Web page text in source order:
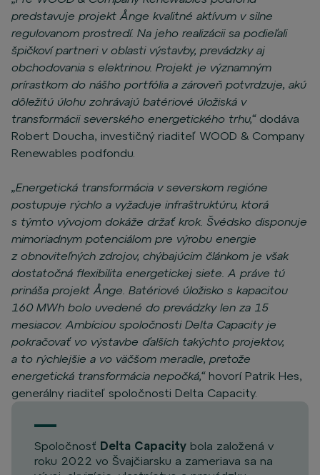
predstavuje projekt Ånge kvalitné aktívum v silne
regulovanom prostredí. Na jeho realizácii sa podieľali
špičkoví partneri v oblasti výstavby, prevádzky aj
obchodovania s elektrinou. Projekt je významným
prírastkom do nášho portfólia a zároveň potvrdzuje, akú
dôležitú úlohu zohrávajú batériové úložiská v
transformácii severského energetického trhu,“dodáva
Robert Doucha, investičný riaditeľ WOOD & Company
Renewables podfondu.
„Energetická transformácia v severskom regióne
postupuje rýchlo a vyžaduje infraštruktúru, ktorá
s týmto vývojom dokáže držať krok. Švédsko disponuje
mimoriadnym potenciálom pre výrobu energie
z obnoviteľných zdrojov, chýbajúcim článkom je však
dostatočná flexibilita energetickej siete. A práve tú
prináša projekt Ånge. Batériové úložisko s kapacitou
160 MWh bolo uvedené do prevádzky len za 15
mesiacov. Ambíciou spoločnosti Delta Capacity je
pokračovať vo výstavbe ďalších takýchto projektov,
a to rýchlejšie a vo väčšom meradle, pretože
energetická transformácia nepočká,“hovorí Patrik Hes,
generálny riaditeľ spoločnosti Delta Capacity.
Spoločnosť Delta Capacity bola založená v
roku 2022 vo Švajčiarsku a zameriava sa na